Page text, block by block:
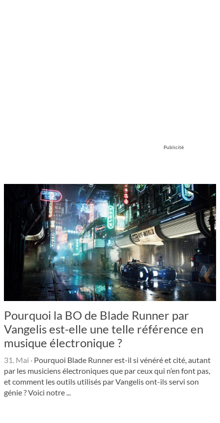
Publicité
Pourquoi la BO de Blade Runner par
Vangelis est-elle une telle référence en
musique électronique ?
31. Mai · Pourquoi Blade Runner est-il si vénéré et cité, autant
par les musiciens électroniques que par ceux qui n’en font pas,
et comment les outils utilisés par Vangelis ont-ils servi son
génie ? Voici notre ...